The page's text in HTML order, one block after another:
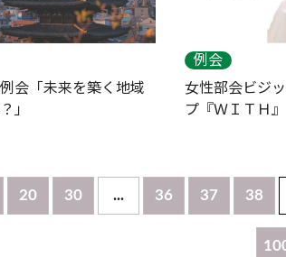
会「未来を築く地域
」
例会
女性部会ビジ
プ『ＷＩＴＨ』
20 30 ... 36 37 38